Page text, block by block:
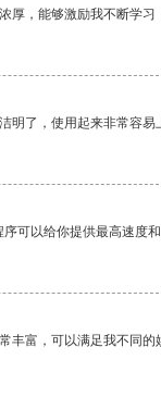
厚，能够激励我不断学习
明了，使用起来非常容易
可以给你提供最高速度
丰富，可以满足我不同的